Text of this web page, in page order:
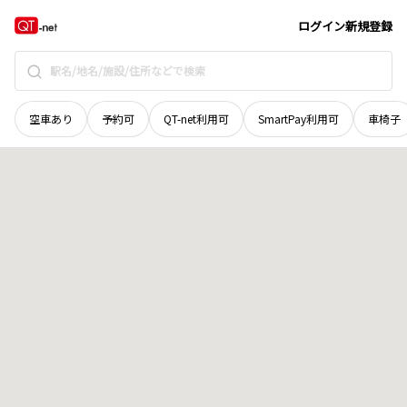
ログイン新規登録
空車あり 予約可 QT-net利用可 SmartPay利用可 車椅子
香川県